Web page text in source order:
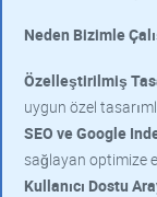
Neden Bizimle
Özelleştirilmiş
uygun özel
SEO ve Google
sağlayan optimize
Kullanıcı Dostu